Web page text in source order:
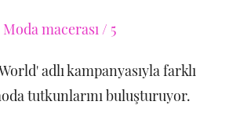
adlı kampanyasıyla farklı
tutkunlarını buluşturuyor.